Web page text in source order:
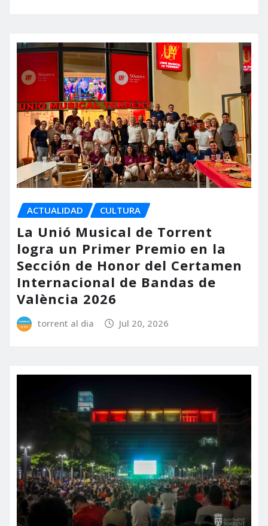
ACTUALIDAD CULTURA
La Unió Musical de Torrent
logra un Primer Premio en la
Sección de Honor del Certamen
Internacional de Bandas de
València 2026
torrent al dia Jul 20, 2026